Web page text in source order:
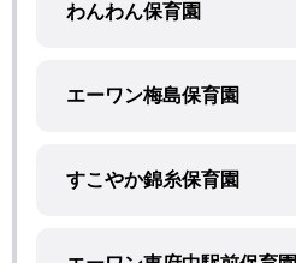
わんわん保育園
エーワン梅島保育園
すこやか錦糸保育園